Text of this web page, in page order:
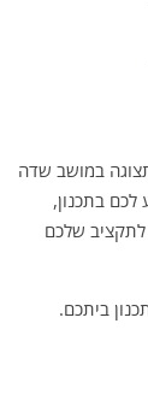
במושב שדה
לכם בתכנון,
לתקציב שלכם
ביתכם.